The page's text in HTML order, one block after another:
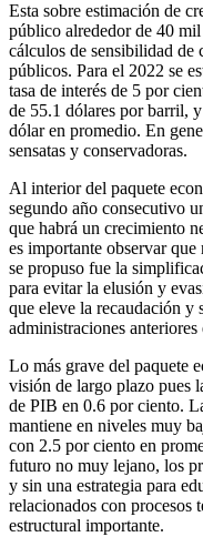
Esta sobre estimación de
público alrededor de 40
cálculos de sensibilidad de
públicos. Para el 2022 se
tasa de interés de 5 por
de 55.1 dólares por barril,
dólar en promedio. En
sensatas y conservadoras.
Al interior del paquete
segundo año consecutivo
que habrá un crecimiento
es importante observar
se propuso fue la
para evitar la elusión y
que eleve la recaudación y
administraciones
Lo más grave del paquete
visión de largo plazo pues
de PIB en 0.6 por ciento.
mantiene en niveles muy
con 2.5 por ciento en
futuro no muy lejano, los
y sin una estrategia para
relacionados con procesos
estructural importante.